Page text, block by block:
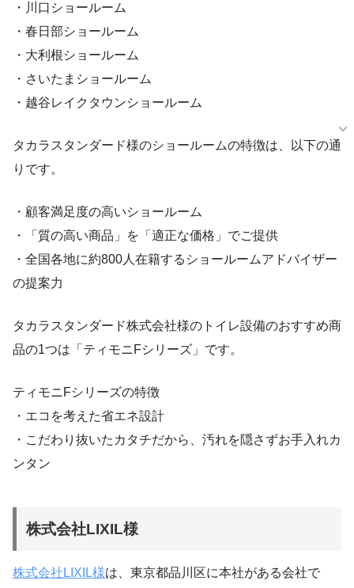
・川口ショールーム
・春日部ショールーム
・大利根ショールーム
・さいたまショールーム
・越谷レイクタウンショールーム
タカラスタンダード様のショールームの特徴は、以下の通
りです。
・顧客満足度の高いショールーム
・「質の高い商品」を「適正な価格」でご提供
・全国各地に約800人在籍するショールームアドバイザー
の提案力
タカラスタンダード株式会社様のトイレ設備のおすすめ商
品の1つは「ティモニFシリーズ」です。
ティモニFシリーズの特徴
・エコを考えた省エネ設計
・こだわり抜いたカタチだから、汚れを隠さずお手入れカ
ンタン
株式会社LIXIL様
株式会社LIXIL様は、東京都品川区に本社がある会社で